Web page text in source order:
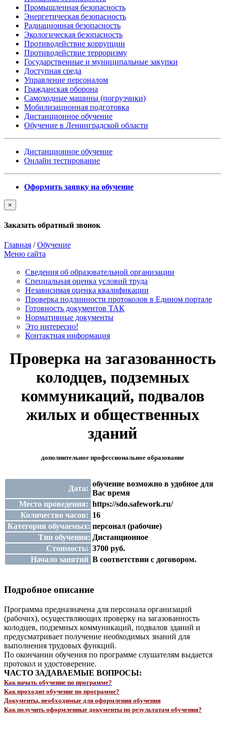
Промышленная безопасность
Энергетическая безопасность
Радиационная безопасность
Экологическая безопасность
Противодействие коррупции
Противодействие терроризму
Государственные и муниципальные закупки
Доступная среда
Управление персоналом
Гражданская оборона
Самоходные машины (погрузчики)
Мобилизационная подготовка
Дистанционное обучение
Обучение в Ленинградской области
Дистанционное обучение
Онлайн тестирование
Оформить заявку на обучение
×
Заказать обратный звонок
Главная /Обучение
Меню сайта
Сведения об образовательной организации
Cпециальная оценка условий труда
Независимая оценка квалификации
Проверка подлинности протоколов в Едином портале
Готовность документов ТАК
Нормативные документы
Это интересно!
Контактная информация
Проверка на загазованность
колодцев, подземных
коммуникаций, подвалов
жилых и общественных
зданий
дополнительное профессиональное образование
Дата:
обучение возможно в удобное для
Вас время
Место проведения: https://sdo.safework.ru/
Количество часов: 16
Категория обучаемых: персонал (рабочие)
Тип обучения: Дистанционное
Стоимость: 3700 руб.
Начало занятий В соответствии с договором.
Подробное описание
Программа предназначена для персонала организаций
(рабочих), осуществляющих проверку на загазованность
колодцев, подземных коммуникаций, подвалов зданий и
предусматривает получение необходимых знаний для
выполнения трудовых функций.
По окончании обучения по программе слушателям выдается
протокол и удостоверение.
ЧАСТО ЗАДАВАЕМЫЕ ВОПРОСЫ:
Как начать обучение по программе?
Как проходит обучение по программе?
Документы, необходимые для оформления обучения
Как получить оформленные документы по результатам обучения?